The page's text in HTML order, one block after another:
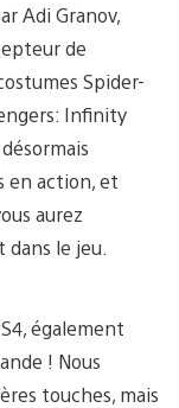
Adi Granov,
de
Spider-
Infinity
en action, et
aurez
le jeu.
également
! Nous
touches, mais